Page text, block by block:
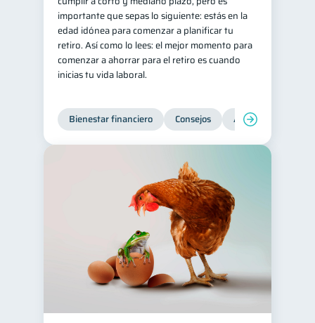
Tarjeta de crédito 6
Historial crediticio 6
Servicios 4
Superintendencia de Bancos 4
Criptomonedas 2
Cuenta Inactiva 1
1
Finanzas en Pareja
Educación Financiera
Mipymes 1
Información financiera 1
importante que sepas lo siguiente: estás en la
edad idónea para comenzar a planificar tu
retiro. Así como lo lees: el mejor momento para
comenzar a ahorrar para el retiro es cuando
inicias tu vida laboral.
Bienestar financiero Consejos Ahorro